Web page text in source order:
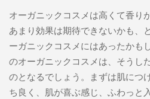
オーガニックコスメは高くて香り
あまり効果は期待できないかも、
ーガニックコスメにはあったかも
のオーガニックコスメは、そうし
のとなるでしょう。まずは肌につ
ち良く、肌が喜ぶ感じ、ふわっと